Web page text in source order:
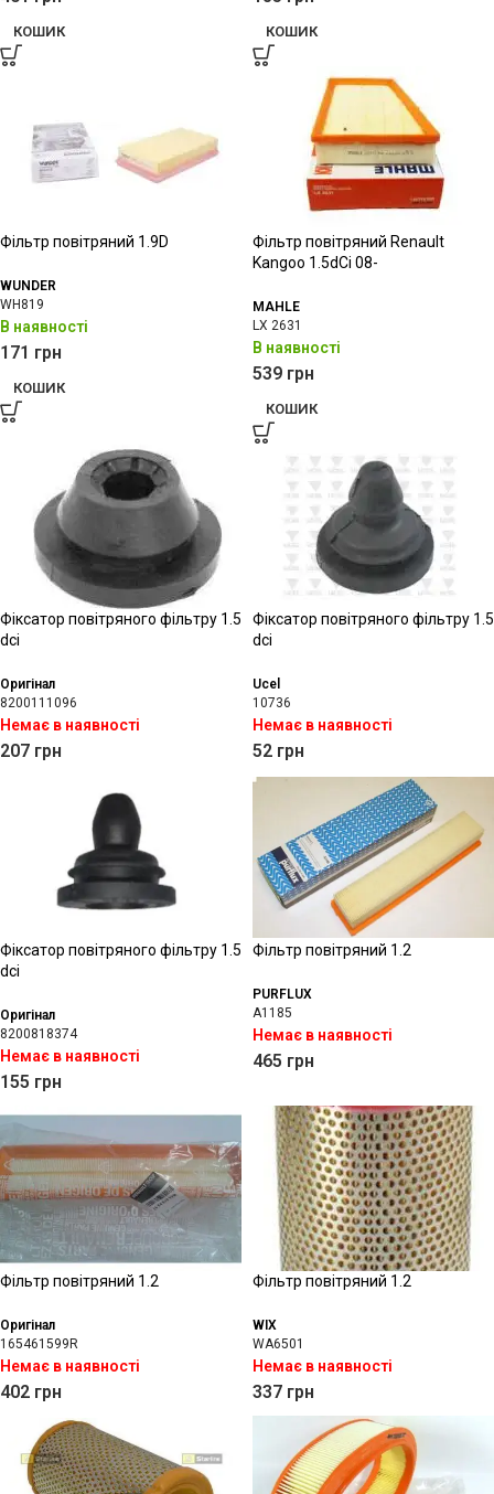
КОШИК КОШИК
Фільтр повітряний 1.9D
WUNDER
WH819
В наявності
171 грн
КОШИК
Фільтр повітряний Renault
Kangoo 1.5dCi 08-
MAHLE
LX 2631
В наявності
539 грн
КОШИК
Фіксатор повітряного фільтру 1.5
dci
Оригінал
8200111096
Немає в наявності
207 грн
Фіксатор повітряного фільтру 1.5
dci
Ucel
10736
Немає в наявності
52 грн
Фіксатор повітряного фільтру 1.5
dci
Оригінал
8200818374
Немає в наявності
155 грн
Фільтр повітряний 1.2
PURFLUX
A1185
Немає в наявності
465 грн
Фільтр повітряний 1.2
Оригінал
165461599R
Немає в наявності
402 грн
Фільтр повітряний 1.2
WIX
WA6501
Немає в наявності
337 грн